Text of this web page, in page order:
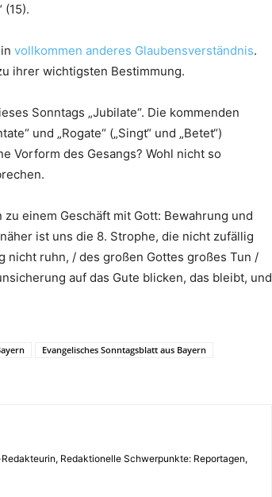
vollkommen anderes Glaubensverständnis.
ihrer wichtigsten Bestimmung.
Sonntags „Jubilate“. Die kommenden
und „Rogate“ („Singt“ und „Betet“)
Vorform des Gesangs? Wohl nicht so
einem Geschäft mit Gott: Bewahrung und
ist uns die 8. Strophe, die nicht zufällig
nicht ruhn, / des großen Gottes großes Tun /
auf das Gute blicken, das bleibt, und
Evangelisches Sonntagsblatt aus Bayern
Redaktionelle Schwerpunkte: Reportagen,